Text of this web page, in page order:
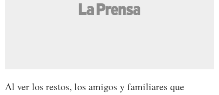
Al ver los restos, los amigos y familiares que